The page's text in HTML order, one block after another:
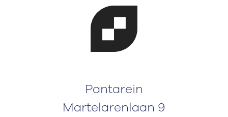
Pantarein
Martelarenlaan 9